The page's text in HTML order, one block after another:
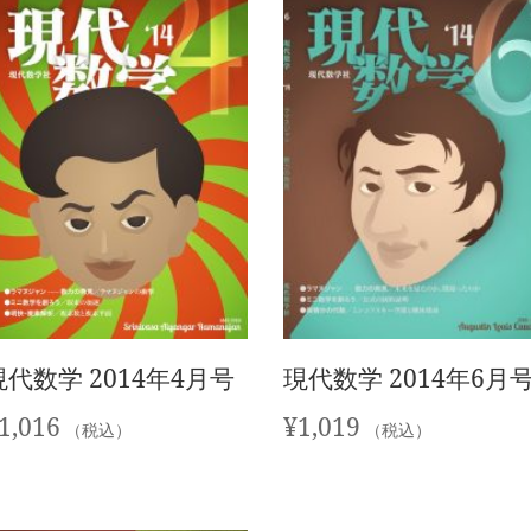
代数学 2014年4月号
（税込）
現代数学 2014年6月
¥1,019 （税込）